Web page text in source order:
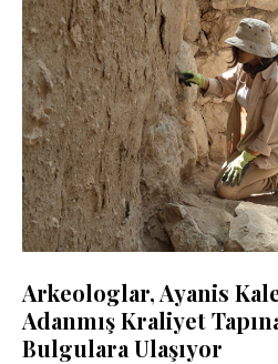
Arkeologlar, Ayanis
Adanmış Kraliyet
Bulgulara Ulaşıyor